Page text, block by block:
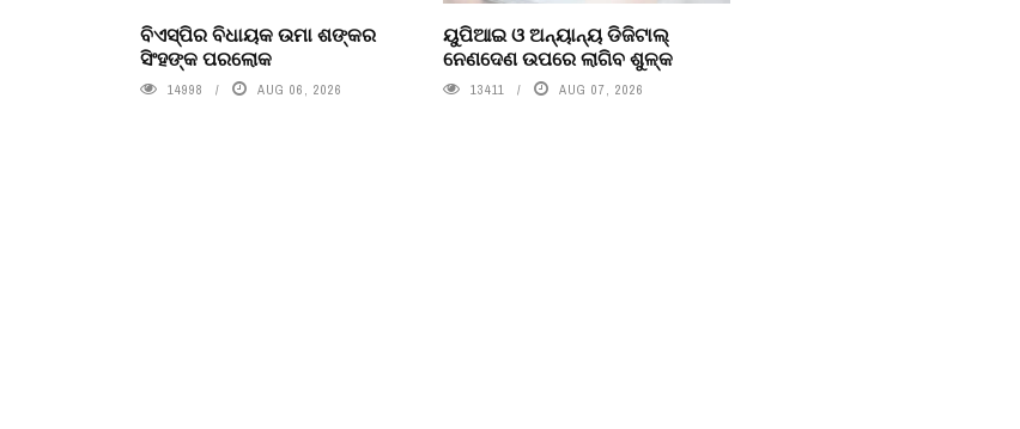
ବିଏସ୍‌ପିର ବିଧାୟକ ଉମା ଶଙ୍କର
ସିଂହଙ୍କ ପରଲୋକ
14998 AUG 06, 2026
ୟୁପିଆଇ ଓ ଅନ୍ୟାନ୍ୟ ଡିଜିଟାଲ୍
ନେଣଦେଣ ଉପରେ ଲାଗିବ ଶୁଳ୍କ
13411 AUG 07, 2026